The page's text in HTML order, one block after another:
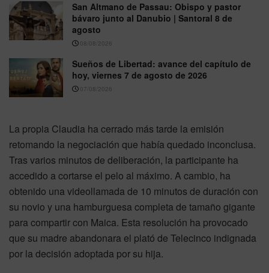
San Altmano de Passau: Obispo y pastor
bávaro junto al Danubio | Santoral 8 de
agosto
08/08/2026
Sueños de Libertad: avance del capítulo de
hoy, viernes 7 de agosto de 2026
07/08/2026
La propia Claudia ha cerrado más tarde la emisión
retomando la negociación que había quedado inconclusa.
Tras varios minutos de deliberación, la participante ha
accedido a cortarse el pelo al máximo. A cambio, ha
obtenido una videollamada de 10 minutos de duración con
su novio y una hamburguesa completa de tamaño gigante
para compartir con Maica. Esta resolución ha provocado
que su madre abandonara el plató de Telecinco indignada
por la decisión adoptada por su hija.